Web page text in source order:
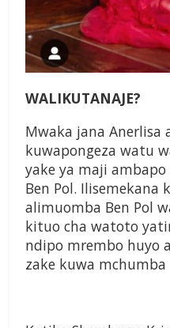
WALIKUTANAJE?
Mwaka jana Anerlisa
kuwapongeza watu
yake ya maji
Ben Pol. Ilisemekana
alimuomba Ben Pol
kituo cha watoto
ndipo mrembo huyo
zake kuwa mchumba